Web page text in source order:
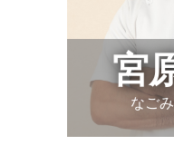
宮
なご